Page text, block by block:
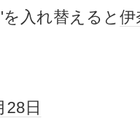
入れ替えると 伊
28日